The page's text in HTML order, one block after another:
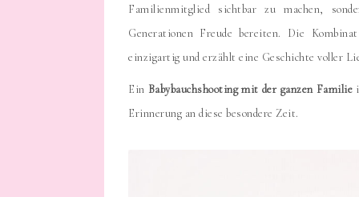
Familienmitglied sichtbar zu machen,
Generationen Freude bereiten. Die
einzigartig und erzählt eine Geschichte voller
Ein Babybauchshooting mit der ganzen Familie
Erinnerung an diese besondere Zeit.